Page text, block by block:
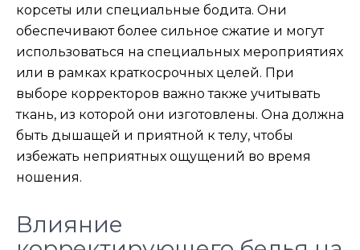
корсеты или специальные бодита. Они
обеспечивают более сильное сжатие и могут
использоваться на специальных мероприятиях
или в рамках краткосрочных целей. При
выборе корректоров важно также учитывать
ткань, из которой они изготовлены. Она должна
быть дышащей и приятной к телу, чтобы
избежать неприятных ощущений во время
ношения.
Влияние